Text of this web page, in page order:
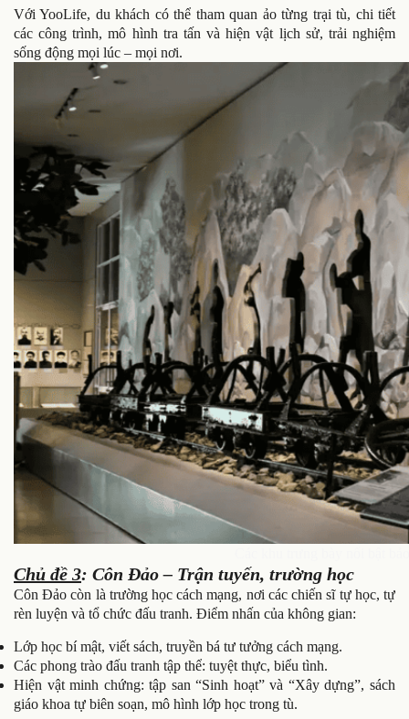
Với YooLife, du khách có thể tham quan ảo từng trại tù, chi tiết
các công trình, mô hình tra tấn và hiện vật lịch sử, trải nghiệm
sống động mọi lúc – mọi nơi.
Chủ đề 3: Côn Đảo – Trận tuyến, trường học
Côn Đảo còn là trường học cách mạng, nơi các chiến sĩ tự học, tự
rèn luyện và tổ chức đấu tranh. Điểm nhấn của không gian:
Lớp học bí mật, viết sách, truyền bá tư tưởng cách mạng.
Các phong trào đấu tranh tập thể: tuyệt thực, biểu tình.
Hiện vật minh chứng: tập san “Sinh hoạt” và “Xây dựng”, sách
giáo khoa tự biên soạn, mô hình lớp học trong tù.